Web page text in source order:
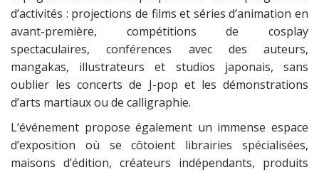
d’activités : projections de films et séries d’animation en
avant-première, compétitions de cosplay
spectaculaires, conférences avec des auteurs,
mangakas, illustrateurs et studios japonais, sans
oublier les concerts de J-pop et les démonstrations
d’arts martiaux ou de calligraphie.
L’événement propose également un immense espace
d’exposition où se côtoient librairies spécialisées,
maisons d’édition, créateurs indépendants, produits